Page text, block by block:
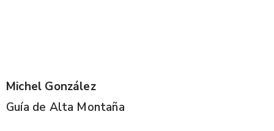
Michel González
Guía de Alta Montaña